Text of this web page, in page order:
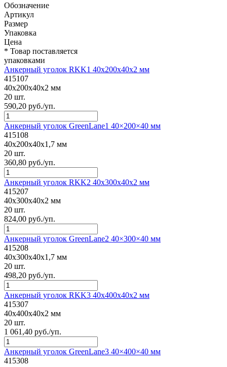
Обозначение
Артикул
Размер
Упаковка
Цена
* Товар поставляется
упаковками
Анкерный уголок RKK1 40x200x40x2 мм
415107
40x200x40x2 мм
20 шт.
590,20 руб./уп.
Анкерный уголок GreenLane1 40×200×40 мм
415108
40x200x40x1,7 мм
20 шт.
360,80 руб./уп.
Анкерный уголок RKK2 40x300x40x2 мм
415207
40x300x40x2 мм
20 шт.
824,00 руб./уп.
Анкерный уголок GreenLane2 40×300×40 мм
415208
40x300x40x1,7 мм
20 шт.
498,20 руб./уп.
Анкерный уголок RKK3 40x400x40x2 мм
415307
40x400x40x2 мм
20 шт.
1 061,40 руб./уп.
Анкерный уголок GreenLane3 40×400×40 мм
415308